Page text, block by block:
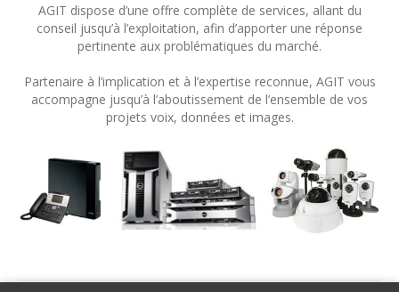
AGIT dispose d’une offre complète de services, allant du
conseil jusqu’à l’exploitation, afin d’apporter une réponse
pertinente aux problématiques du marché.
Partenaire à l’implication et à l’expertise reconnue, AGIT vous
accompagne jusqu’à l’aboutissement de l’ensemble de vos
projets voix, données et images.